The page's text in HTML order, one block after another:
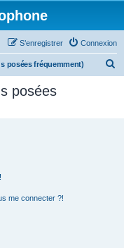
Connexion
S’enregistrer
posées fréquemment)
posées
me connecter ?!